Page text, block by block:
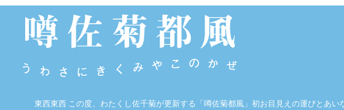
東西東西 この度、わたくし佐千菊が更新する「噂佐菊都風」初お目見えの運びとあい